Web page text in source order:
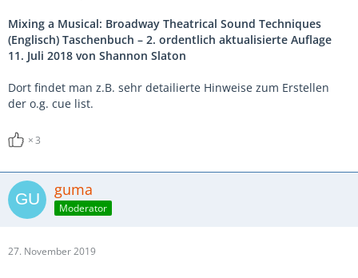
Mixing a Musical: Broadway Theatrical Sound Techniques
(Englisch) Taschenbuch – 2. ordentlich aktualisierte Auflage
11. Juli 2018 von Shannon Slaton
Dort findet man z.B. sehr detailierte Hinweise zum Erstellen
der o.g. cue list.
3
guma
Moderator
27. November 2019